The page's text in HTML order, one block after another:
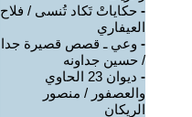
- حكاياتْ تَكاد تُنسى / فلاح
العيفاري
- وعي ـ قصص قصيرة جدا
/ حسين جداونه
-
ديوان 23 الحاوي
والعصفور / منصور
الريكان